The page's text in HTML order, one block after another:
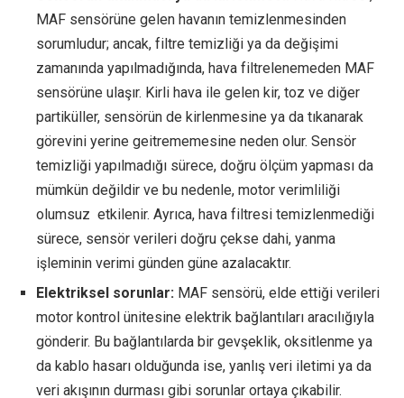
MAF sensörüne gelen havanın temizlenmesinden
sorumludur; ancak, filtre temizliği ya da değişimi
zamanında yapılmadığında, hava filtrelenemeden MAF
sensörüne ulaşır. Kirli hava ile gelen kir, toz ve diğer
partiküller, sensörün de kirlenmesine ya da tıkanarak
görevini yerine geitrememesine neden olur. Sensör
temizliği yapılmadığı sürece, doğru ölçüm yapması da
mümkün değildir ve bu nedenle, motor verimliliği
olumsuz etkilenir. Ayrıca, hava filtresi temizlenmediği
sürece, sensör verileri doğru çekse dahi, yanma
işleminin verimi günden güne azalacaktır.
Elektriksel sorunlar: MAF sensörü, elde ettiği verileri
motor kontrol ünitesine elektrik bağlantıları aracılığıyla
gönderir. Bu bağlantılarda bir gevşeklik, oksitlenme ya
da kablo hasarı olduğunda ise, yanlış veri iletimi ya da
veri akışının durması gibi sorunlar ortaya çıkabilir.